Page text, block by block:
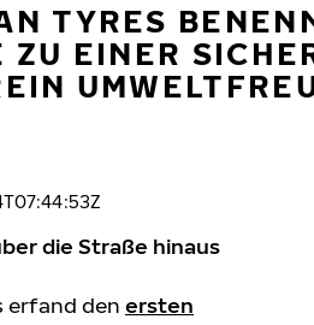
TYRES
ZU EINER
die Straße hinaus
erfand den ersten